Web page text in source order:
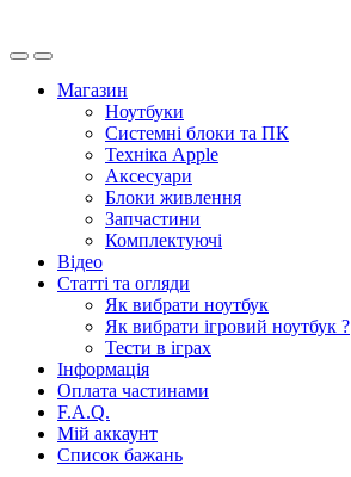
Магазин
Ноутбуки
Системні блоки та ПК
Техніка Apple
Аксесуари
Блоки живлення
Запчастини
Комплектуючі
Відео
Статті та огляди
Як вибрати ноутбук
Як вибрати ігровий ноутбук ?
Тести в іграх
Інформація
Оплата частинами
F.A.Q.
Мій аккаунт
Список бажань